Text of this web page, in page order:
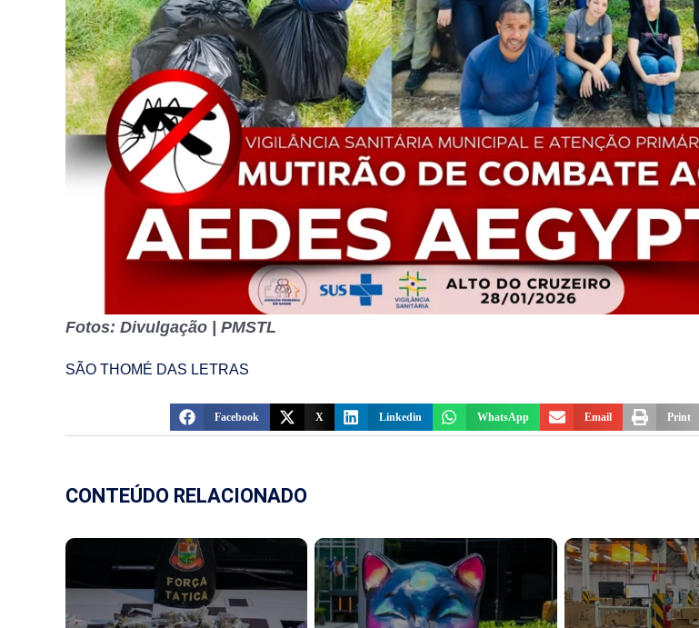
Fotos: Divulgação | PMSTL
SÃO THOMÉ DAS LETRAS
Facebook X Linkedin WhatsApp Email Print
CONTEÚDO RELACIONADO